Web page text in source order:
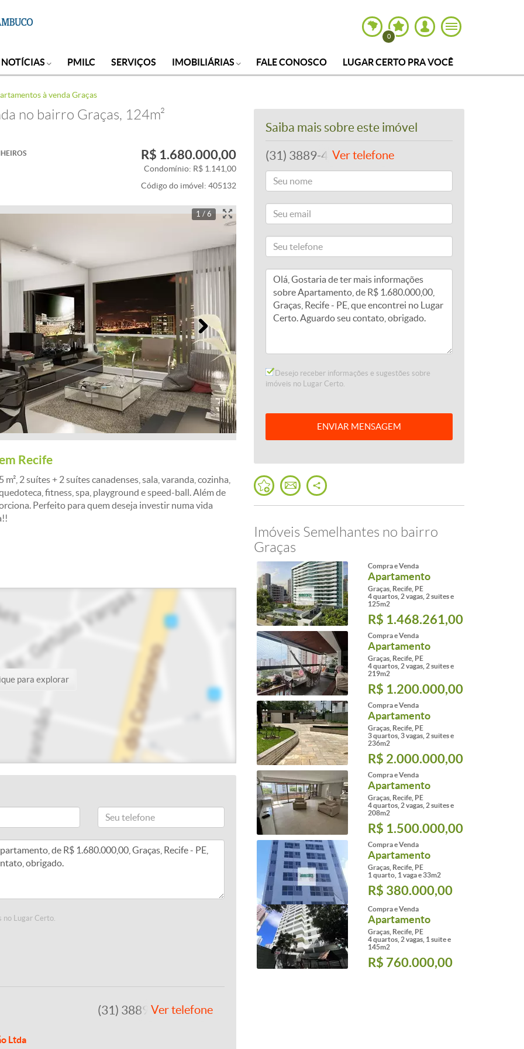
0
NOTÍCIAS PMILC SERVIÇOS IMOBILIÁRIAS FALE CONOSCO LUGAR CERTO PRA VOCÊ
à venda Graças
no bairro Graças, 124m²
R$ 1.680.000,00
Condomínio: R$ 1.141,00
Código do imóvel: 405132
1 / 6
Próximo
Recife
2 suítes + 2 suítes canadenses, sala, varanda, cozinha,
fitness, spa, playground e speed-ball. Além de
Perfeito para quem deseja investir numa vida
para explorar
no Lugar Certo.
Ltda
(31) 3889-4765Ver telefone
Saiba mais sobre este imóvel
(31) 3889-4765Ver telefone
Desejo receber informações e sugestões sobre
imóveis no Lugar Certo.
ENVIAR MENSAGEM
Imóveis Semelhantes no bairro
Graças
Compra e Venda
Apartamento
Graças, Recife, PE
4 quartos, 2 vagas, 2 suites e
125m2
R$ 1.468.261,00
Compra e Venda
Apartamento
Graças, Recife, PE
4 quartos, 2 vagas, 2 suites e
219m2
R$ 1.200.000,00
Compra e Venda
Apartamento
Graças, Recife, PE
3 quartos, 3 vagas, 2 suites e
236m2
R$ 2.000.000,00
Compra e Venda
Apartamento
Graças, Recife, PE
4 quartos, 2 vagas, 2 suites e
208m2
R$ 1.500.000,00
Compra e Venda
Apartamento
Graças, Recife, PE
1 quarto, 1 vaga e 33m2
R$ 380.000,00
Compra e Venda
Apartamento
Graças, Recife, PE
4 quartos, 2 vagas, 1 suite e
145m2
R$ 760.000,00